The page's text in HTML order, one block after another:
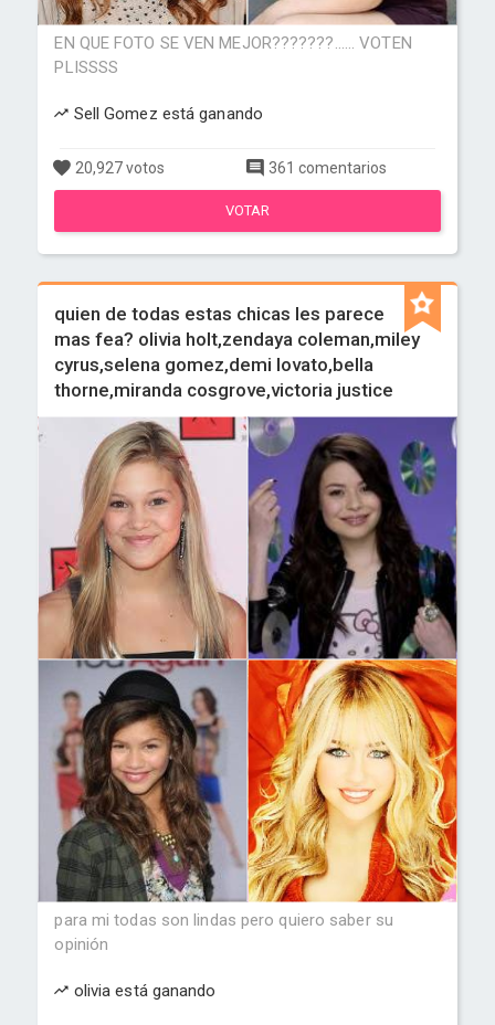
EN QUE FOTO SE VEN MEJOR???????...... VOTEN
PLISSSS
Sell Gomez está ganando
20,927 votos 361 comentarios
VOTAR
quien de todas estas chicas les parece
mas fea? olivia holt,zendaya coleman,miley
cyrus,selena gomez,demi lovato,bella
thorne,miranda cosgrove,victoria justice
para mi todas son lindas pero quiero saber su
opinión
olivia está ganando